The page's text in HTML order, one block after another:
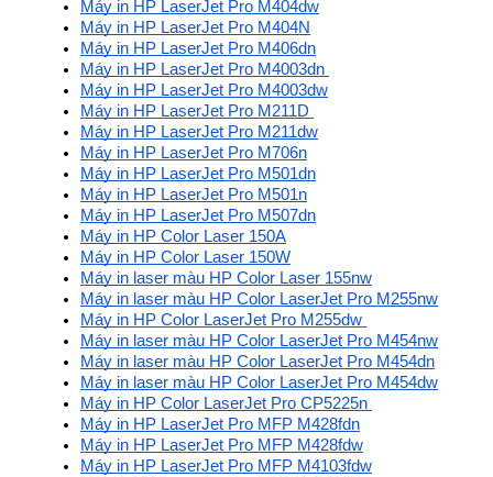
Máy in HP LaserJet Pro M404dw
Máy in HP LaserJet Pro M404N
Máy in HP LaserJet Pro M406dn
Máy in HP LaserJet Pro M4003dn
Máy in HP LaserJet Pro M4003dw
Máy in HP LaserJet Pro M211D
Máy in HP LaserJet Pro M211dw
Máy in HP LaserJet Pro M706n
Máy in HP LaserJet Pro M501dn
Máy in HP LaserJet Pro M501n
Máy in HP LaserJet Pro M507dn
Máy in HP Color Laser 150A
Máy in HP Color Laser 150W
Máy in laser màu HP Color Laser 155nw
Máy in laser màu HP Color LaserJet Pro M255nw
Máy in HP Color LaserJet Pro M255dw
Máy in laser màu HP Color LaserJet Pro M454nw
Máy in laser màu HP Color LaserJet Pro M454dn
Máy in laser màu HP Color LaserJet Pro M454dw
Máy in HP Color LaserJet Pro CP5225n
Máy in HP LaserJet Pro MFP M428fdn
Máy in HP LaserJet Pro MFP M428fdw
Máy in HP LaserJet Pro MFP M4103fdw